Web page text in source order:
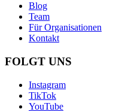
Blog
Team
Für Organisationen
Kontakt
FOLGT UNS
Instagram
TikTok
YouTube